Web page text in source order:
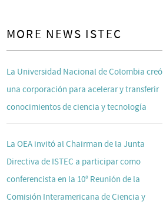
MORE NEWS ISTEC
La Universidad Nacional de Colombia creó
una corporación para acelerar y transferir
conocimientos de ciencia y tecnología
La OEA invitó al Chairman de la Junta
Directiva de ISTEC a participar como
conferencista en la 10° Reunión de la
Comisión Interamericana de Ciencia y